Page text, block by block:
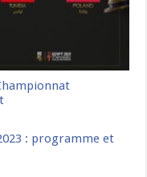
: programme et